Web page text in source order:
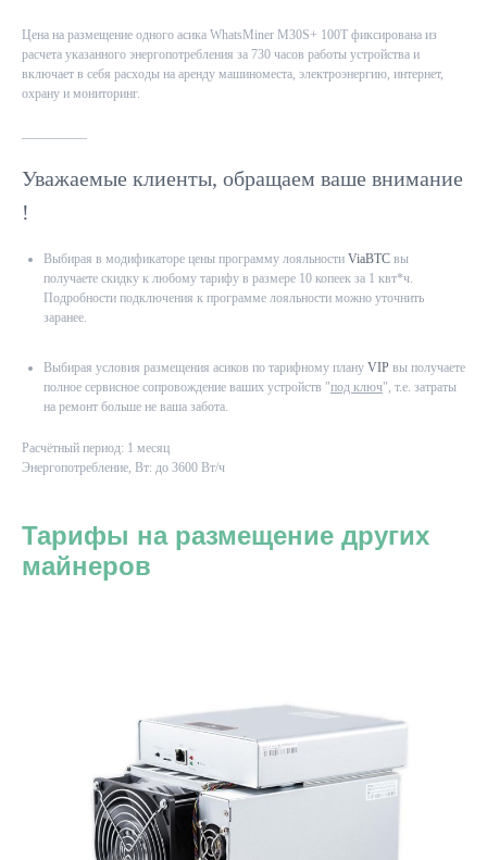
Цена на размещение одного асика WhatsMiner M30S+ 100T фиксирована из
расчета указанного энергопотребления за 730 часов работы устройства и
включает в себя расходы на аренду машиноместа, электроэнергию, интернет,
охрану и мониторинг.
Уважаемые клиенты, обращаем ваше внимание
!
Выбирая в модификаторе цены программу лояльности ViaBTC вы
получаете скидку к любому тарифу в размере 10 копеек за 1 квт*ч.
Подробности подключения к программе лояльности можно уточнить
заранее.
Выбирая условия размещения асиков по тарифному плану VIP вы получаете
полное сервисное сопровождение ваших устройств "под ключ", т.е. затраты
на ремонт больше не ваша забота.
Расчётный период: 1 месяц
Энергопотребление, Вт: до 3600 Вт/ч
Тарифы на размещение других
майнеров